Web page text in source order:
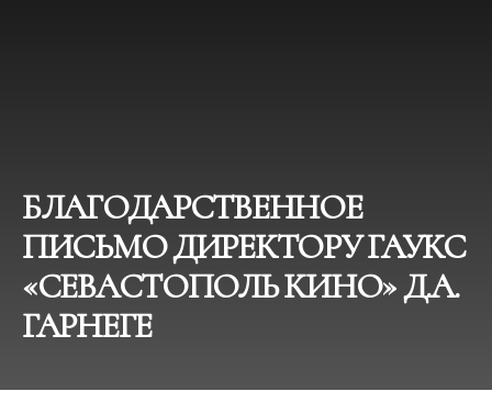
БЛАГОДАРСТВЕННОЕ
ПИСЬМО ДИРЕКТОРУ ГАУКС
«СЕВАСТОПОЛЬ КИНО» Д.А.
ГАРНЕГЕ